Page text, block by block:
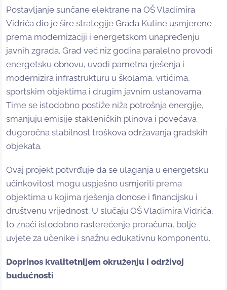
Postavljanje sunčane elektrane na OŠ Vladimira
Vidrića dio je šire strategije Grada Kutine usmjerene
prema modernizaciji i energetskom unapređenju
javnih zgrada. Grad već niz godina paralelno provodi
energetsku obnovu, uvodi pametna rješenja i
modernizira infrastrukturu u školama, vrtićima,
sportskim objektima i drugim javnim ustanovama.
Time se istodobno postiže niža potrošnja energije,
smanjuju emisije stakleničkih plinova i povećava
dugoročna stabilnost troškova održavanja gradskih
objekata.
Ovaj projekt potvrđuje da se ulaganja u energetsku
učinkovitost mogu uspješno usmjeriti prema
objektima u kojima rješenja donose i financijsku i
društvenu vrijednost. U slučaju OŠ Vladimira Vidrića,
to znači istodobno rasterećenje proračuna, bolje
uvjete za učenike i snažnu edukativnu komponentu.
Doprinos kvalitetnijem okruženju i održivoj
budućnosti